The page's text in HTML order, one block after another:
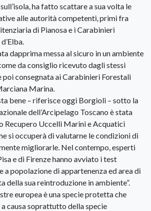
ha fatto scattare a sua volta le
alle autorità competenti, primi fra
di Pianosa e i Carabinieri
dapprima messa al sicuro in un ambiente
da consiglio ricevuto dagli stessi
poi consegnata ai Carabinieri Forestali
Marina.
bene – riferisce oggi Borgioli – sotto la
dell’Arcipelago Toscano è stata
Recupero Uccelli Marini e Acquatici
si occuperà di valutarne le condizioni di
migliorarle. Nel contempo, esperti
e di Firenze hanno avviato i test
a popolazione di appartenenza ed area di
della sua reintroduzione in ambiente”.
europea è una specie protetta che
a causa soprattutto della specie